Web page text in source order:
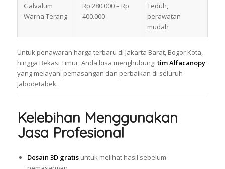
Galvalum
Warna Terang
Rp 280.000 – Rp
400.000
Teduh,
perawatan
mudah
Untuk penawaran harga terbaru di Jakarta Barat, Bogor Kota,
hingga Bekasi Timur, Anda bisa menghubungi tim Alfacanopy
yang melayani pemasangan dan perbaikan di seluruh
Jabodetabek.
Kelebihan Menggunakan
Jasa Profesional
Desain 3D gratisuntuk melihat hasil sebelum